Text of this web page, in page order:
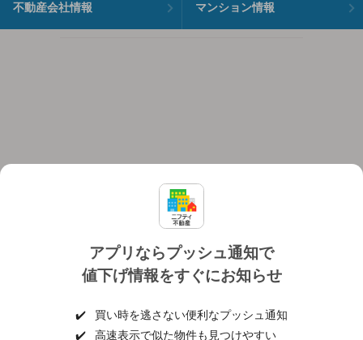
アプリならプッシュ通知で
値下げ情報をすぐにお知らせ
✔️
買い時を逃さない便利なプッシュ通知
✔️
高速表示で似た物件も見つけやすい
不動産会社情報 マンション情報
個人情報保護ポリシー 利用規約
ヘルプ・お問い合わせ 採用情報